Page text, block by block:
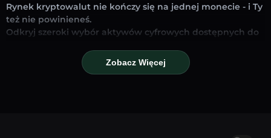
Rynek kryptowalut nie kończy się na jednej monecie - i Ty
też nie powinieneś.
Odkryj szeroki wybór aktywów cyfrowych dostępnych do
tego, czy szukasz uznanych stablecoinów, obiecujących
altcoinów czy nowych trendujących tokenów – znajdziesz
Zobacz Więcej